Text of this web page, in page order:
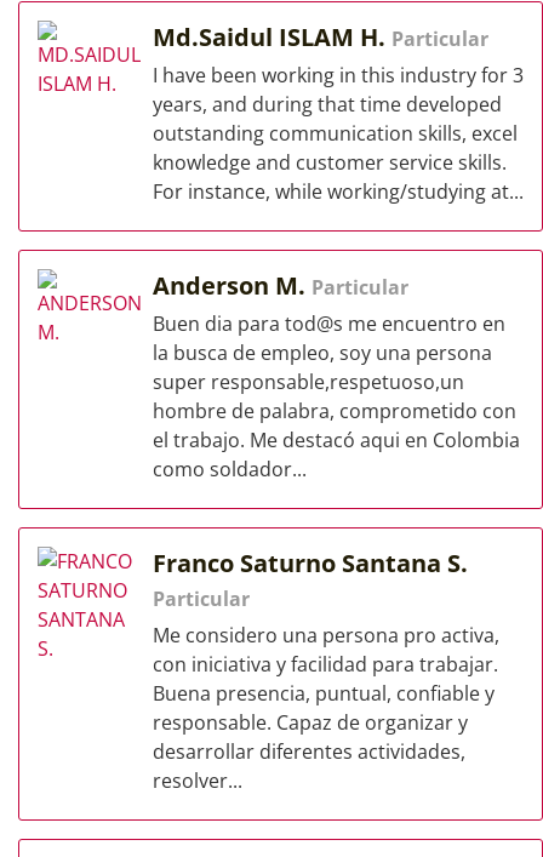
Md.Saidul ISLAM H. Particular
I have been working in this industry for 3
years, and during that time developed
outstanding communication skills, excel
knowledge and customer service skills.
For instance, while working/studying at...
Anderson M. Particular
Buen dia para tod@s me encuentro en
la busca de empleo, soy una persona
super responsable,respetuoso,un
hombre de palabra, comprometido con
el trabajo. Me destacó aqui en Colombia
como soldador...
Franco Saturno Santana S.
Particular
Me considero una persona pro activa,
con iniciativa y facilidad para trabajar.
Buena presencia, puntual, confiable y
responsable. Capaz de organizar y
desarrollar diferentes actividades,
resolver...